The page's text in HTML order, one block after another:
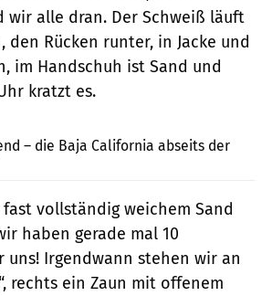
wir alle dran. Der Schweiß läuft
den Rücken runter, in Jacke und
im Handschuh ist Sand und
kratzt es.
– die Baja California abseits der
vollständig weichem Sand
haben gerade mal 10
Irgendwann stehen wir an
rechts ein Zaun mit offenem